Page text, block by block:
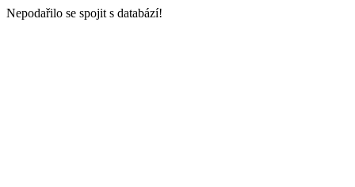
Nepodařilo se spojit s databází!